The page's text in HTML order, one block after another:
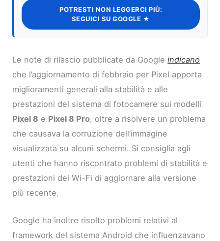
POTRESTI NON LEGGERCI PIÙ:
SEGUICI SU GOOGLE ★
Le note di rilascio pubblicate da Googleindicano
che l’aggiornamento di febbraio per Pixel apporta
miglioramenti generali alla stabilità e alle
prestazioni del sistema di fotocamere sui modelli
Pixel 8 e Pixel 8 Pro, oltre a risolvere un problema
che causava la corruzione dell’immagine
visualizzata su alcuni schermi. Si consiglia agli
utenti che hanno riscontrato problemi di stabilità e
prestazioni del Wi-Fi di aggiornare alla versione
più recente.
Google ha inoltre risolto problemi relativi al
framework del sistema Android che influenzavano